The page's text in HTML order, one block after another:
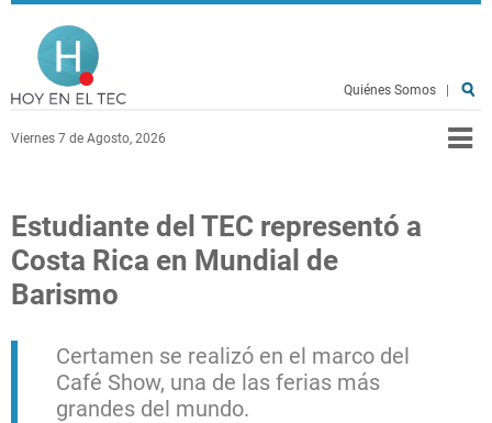
Pasar al contenido principal
Viernes 7 de Agosto, 2026
Quiénes Somos
Estudiante del TEC representó a
Costa Rica en Mundial de
Barismo
Certamen se realizó en el marco del
Café Show, una de las ferias más
grandes del mundo.